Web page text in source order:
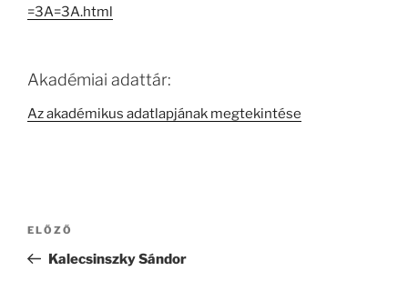
=3A=3A.html
Akadémiai adattár:
Az akadémikus adatlapjának megtekintése
Bejegyzés
Korábbi
bejegyzés
ELŐZŐ
Kalecsinszky Sándor